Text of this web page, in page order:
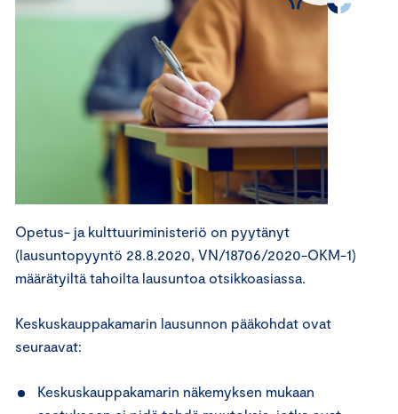
Opetus- ja kulttuuriministeriö on pyytänyt
(lausuntopyyntö 28.8.2020, VN/18706/2020-OKM-1)
määrätyiltä tahoilta lausuntoa otsikkoasiassa.
Keskuskauppakamarin lausunnon pääkohdat ovat
seuraavat:
Keskuskauppakamarin näkemyksen mukaan